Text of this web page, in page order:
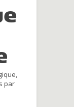
par